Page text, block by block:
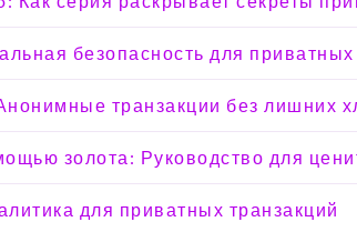
безопасность для приватных
транзакции без лишних
золота: Руководство для
для приватных транзакций